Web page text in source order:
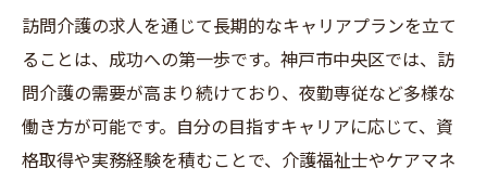
訪問介護の求人を通じて長期的なキャリアプランを立て
ることは、成功への第一歩です。神戸市中央区では、訪
問介護の需要が高まり続けており、夜勤専従など多様な
働き方が可能です。自分の目指すキャリアに応じて、資
格取得や実務経験を積むことで、介護福祉士やケアマネ